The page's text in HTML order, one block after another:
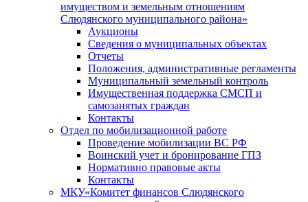
имуществом и земельным отношениям
Слюдянского муниципального района»
Аукционы
Сведения о муниципальных объектах
Отчеты
Положения, административные регламенты
Муниципальный земельный контроль
Имущественная поддержка СМСП и
самозанятых граждан
Контакты
Отдел по мобилизационной работе
Проведение мобилизации ВС РФ
Воинский учет и бронирование ГПЗ
Нормативно правовые акты
Контакты
МКУ«Комитет финансов Слюдянского